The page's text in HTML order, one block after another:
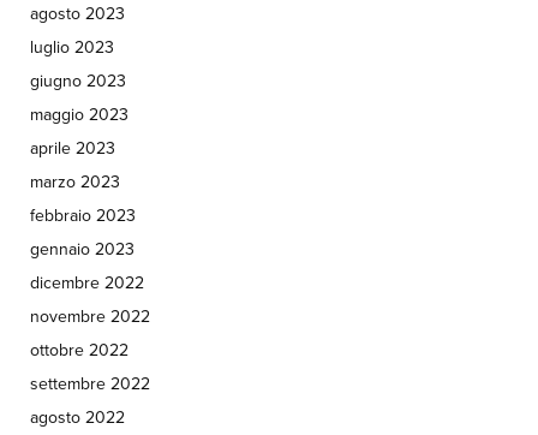
agosto 2023
luglio 2023
giugno 2023
maggio 2023
aprile 2023
marzo 2023
febbraio 2023
gennaio 2023
dicembre 2022
novembre 2022
ottobre 2022
settembre 2022
agosto 2022